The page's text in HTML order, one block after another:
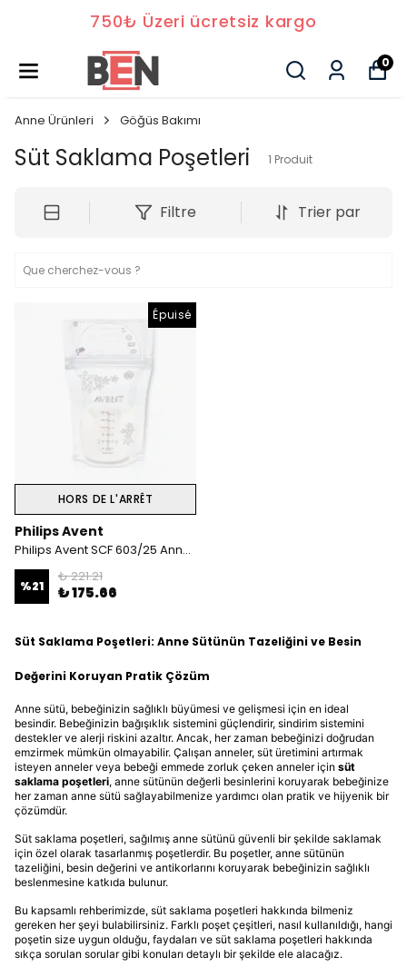
750₺ Üzeri ücretsiz kargo
0
Anne Ürünleri Göğüs Bakımı
Süt Saklama Poşetleri 1 Produit
Filtre Trier par
Épuisé
HORS DE L'ARRÊT
Philips Avent
Philips Avent SCF 603/25 Anne Sütü Saklama Poşeti 25 Li
%21
₺ 221.21
₺ 175.66
Süt Saklama Poşetleri: Anne Sütünün Tazeliğini ve Besin
Değerini Koruyan Pratik Çözüm
Anne sütü, bebeğinizin sağlıklı büyümesi ve gelişmesi için en ideal
besindir. Bebeğinizin bağışıklık sistemini güçlendirir, sindirim sistemini
destekler ve alerji riskini azaltır. Ancak, her zaman bebeğinizi doğrudan
emzirmek mümkün olmayabilir. Çalışan anneler, süt üretimini artırmak
isteyen anneler veya bebeği emmede zorluk çeken anneler için süt
saklama poşetleri, anne sütünün değerli besinlerini koruyarak bebeğinize
her zaman anne sütü sağlayabilmenize yardımcı olan pratik ve hijyenik bir
çözümdür.
Süt saklama poşetleri, sağılmış anne sütünü güvenli bir şekilde saklamak
için özel olarak tasarlanmış poşetlerdir. Bu poşetler, anne sütünün
tazeliğini, besin değerini ve antikorlarını koruyarak bebeğinizin sağlıklı
beslenmesine katkıda bulunur.
Bu kapsamlı rehberimizde, süt saklama poşetleri hakkında bilmeniz
gereken her şeyi bulabilirsiniz. Farklı poşet çeşitleri, nasıl kullanıldığı, hangi
poşetin size uygun olduğu, faydaları ve süt saklama poşetleri hakkında
sıkça sorulan sorular gibi konuları detaylı bir şekilde ele alacağız.